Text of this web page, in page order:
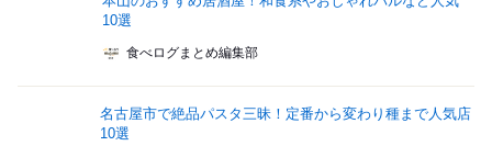
10選
食べログまとめ編集部
名古屋市で絶品パスタ三昧！定番から変わり種まで人気店
10選